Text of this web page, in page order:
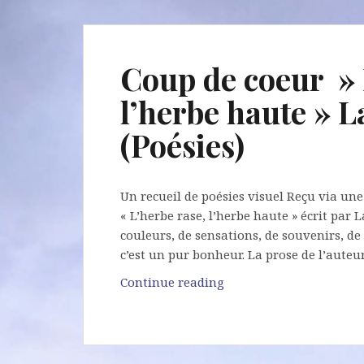
Coup de coeur »
l’herbe haute »
(Poésies)
Un recueil de poésies visuel Reçu via
« L’herbe rase, l’herbe haute » écrit
couleurs, de sensations, de souvenirs,
c’est un pur bonheur. La prose de
Continue reading